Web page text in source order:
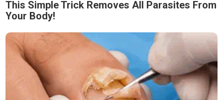
This Simple Trick Removes All Parasites From
Your Body!